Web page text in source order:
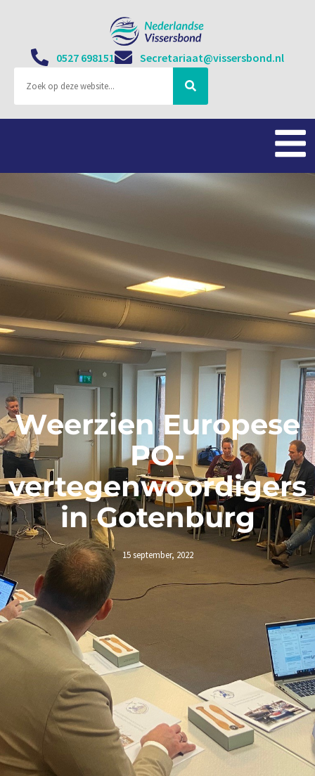
0527 698151 Secretariaat@vissersbond.nl
Weerzien Europese
PO-
vertegenwoordigers
in Gotenburg
15 september, 2022